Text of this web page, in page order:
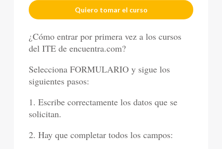
Quiero tomar el curso
¿Cómo entrar por primera vez a los cursos
del ITE de encuentra.com?
Selecciona FORMULARIO y sigue los
siguientes pasos:
1. Escribe correctamente los datos que se
solicitan.
2. Hay que completar todos los campos: